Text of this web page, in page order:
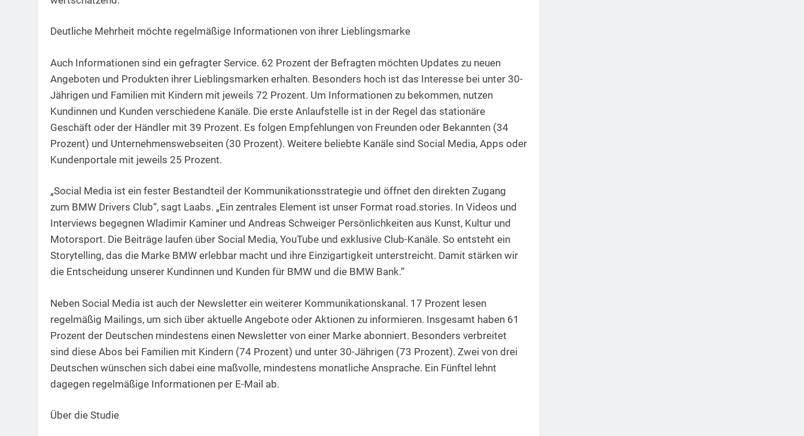
Deutliche Mehrheit möchte regelmäßige Informationen von ihrer Lieblingsmarke
Auch Informationen sind ein gefragter Service. 62 Prozent der Befragten möchten Updates zu neuen
Angeboten und Produkten ihrer Lieblingsmarken erhalten. Besonders hoch ist das Interesse bei unter 30-
Jährigen und Familien mit Kindern mit jeweils 72 Prozent. Um Informationen zu bekommen, nutzen
Kundinnen und Kunden verschiedene Kanäle. Die erste Anlaufstelle ist in der Regel das stationäre
Geschäft oder der Händler mit 39 Prozent. Es folgen Empfehlungen von Freunden oder Bekannten (34
Prozent) und Unternehmenswebseiten (30 Prozent). Weitere beliebte Kanäle sind Social Media, Apps oder
Kundenportale mit jeweils 25 Prozent.
„Social Media ist ein fester Bestandteil der Kommunikationsstrategie und öffnet den direkten Zugang
zum BMW Drivers Club“, sagt Laabs. „Ein zentrales Element ist unser Format road.stories. In Videos und
Interviews begegnen Wladimir Kaminer und Andreas Schweiger Persönlichkeiten aus Kunst, Kultur und
Motorsport. Die Beiträge laufen über Social Media, YouTube und exklusive Club-Kanäle. So entsteht ein
Storytelling, das die Marke BMW erlebbar macht und ihre Einzigartigkeit unterstreicht. Damit stärken wir
die Entscheidung unserer Kundinnen und Kunden für BMW und die BMW Bank.“
Neben Social Media ist auch der Newsletter ein weiterer Kommunikationskanal. 17 Prozent lesen
regelmäßig Mailings, um sich über aktuelle Angebote oder Aktionen zu informieren. Insgesamt haben 61
Prozent der Deutschen mindestens einen Newsletter von einer Marke abonniert. Besonders verbreitet
sind diese Abos bei Familien mit Kindern (74 Prozent) und unter 30-Jährigen (73 Prozent). Zwei von drei
Deutschen wünschen sich dabei eine maßvolle, mindestens monatliche Ansprache. Ein Fünftel lehnt
dagegen regelmäßige Informationen per E-Mail ab.
Über die Studie